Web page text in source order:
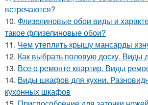
встречаются?
10. Флизелиновые обои виды и
такое флизелиновые обои?
11. Чем утеплить крышу мансарды
12. Как выбрать половую доску. Виды
13. Все о ремонте квартир. Виды
14. Виды шкафов для кухни.
кухонных шкафов